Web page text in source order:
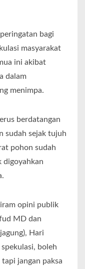
bagi
masyarakat
ini akibat
dalam
menimpa.
berdatangan
sudah sejak tujuh
pohon sudah
digoyahkan
opini publik
MD dan
Hari
boleh
jangan paksa